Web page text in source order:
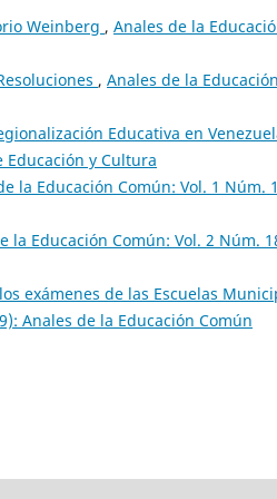
Weinberg , Anales de la
, Anales de la
Educativa en
Educación y Cultura
la Educación Común: Vol. 1 Núm.
la Educación Común: Vol. 2 Núm.
exámenes de las Escuelas
Anales de la Educación Común